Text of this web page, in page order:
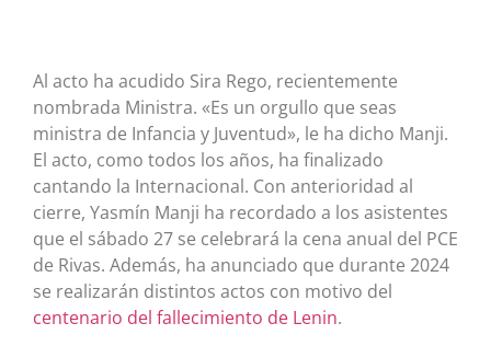
Al acto ha acudido Sira Rego, recientemente
nombrada Ministra. «Es un orgullo que seas
ministra de Infancia y Juventud», le ha dicho Manji.
El acto, como todos los años, ha finalizado
cantando la Internacional. Con anterioridad al
cierre, Yasmín Manji ha recordado a los asistentes
que el sábado 27 se celebrará la cena anual del PCE
de Rivas. Además, ha anunciado que durante 2024
se realizarán distintos actos con motivo del
centenario del fallecimiento de Lenin.